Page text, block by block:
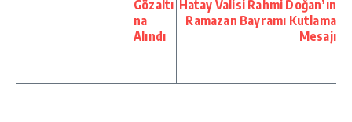
Gözaltı
na
Alındı
Hatay Valisi Rahmi Doğan’ın
Ramazan Bayramı Kutlama
Mesajı